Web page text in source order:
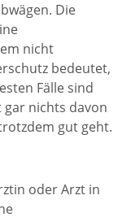
Die
nicht
bedeutet,
Fälle sind
gar nichts davon
gut geht.
oder Arzt in